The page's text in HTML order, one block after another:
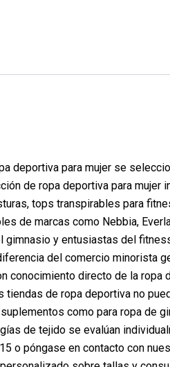
deportiva para mujer se
de ropa deportiva para mujer
tops transpirables para
de marcas como Nebbia,
gimnasio y entusiastas del
del comercio minorista
conocimiento directo de la ropa
de ropa deportiva no
como para ropa de
de tejido se evalúan
o póngase en contacto con